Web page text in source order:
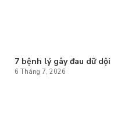
7 bệnh lý gây đau dữ dội
6 Tháng 7, 2026